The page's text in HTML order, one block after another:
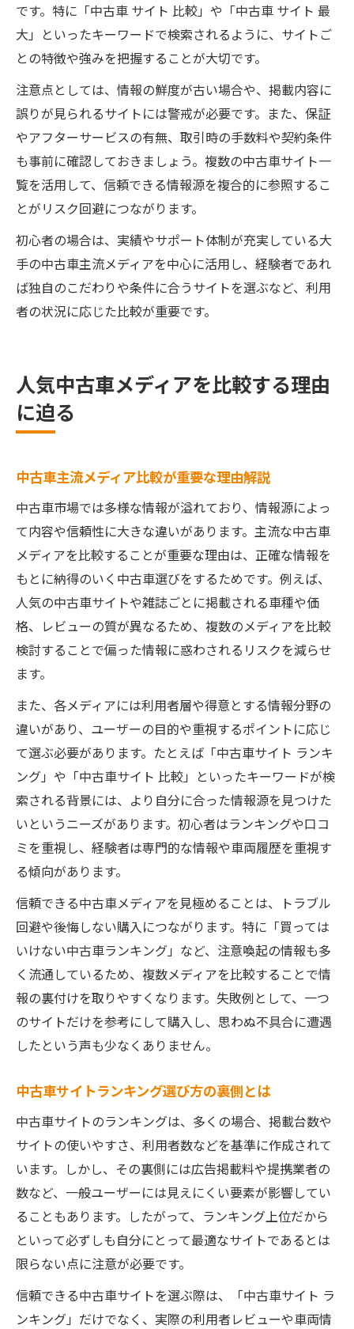
です。特に「中古車 サイト 比較」や「中古車 サイト 最
大」といったキーワードで検索されるように、サイトご
との特徴や強みを把握することが大切です。
注意点としては、情報の鮮度が古い場合や、掲載内容に
誤りが見られるサイトには警戒が必要です。また、保証
やアフターサービスの有無、取引時の手数料や契約条件
も事前に確認しておきましょう。複数の中古車サイト一
覧を活用して、信頼できる情報源を複合的に参照するこ
とがリスク回避につながります。
初心者の場合は、実績やサポート体制が充実している大
手の中古車主流メディアを中心に活用し、経験者であれ
ば独自のこだわりや条件に合うサイトを選ぶなど、利用
者の状況に応じた比較が重要です。
人気中古車メディアを比較する理由
に迫る
中古車主流メディア比較が重要な理由解説
中古車市場では多様な情報が溢れており、情報源によっ
て内容や信頼性に大きな違いがあります。主流な中古車
メディアを比較することが重要な理由は、正確な情報を
もとに納得のいく中古車選びをするためです。例えば、
人気の中古車サイトや雑誌ごとに掲載される車種や価
格、レビューの質が異なるため、複数のメディアを比較
検討することで偏った情報に惑わされるリスクを減らせ
ます。
また、各メディアには利用者層や得意とする情報分野の
違いがあり、ユーザーの目的や重視するポイントに応じ
て選ぶ必要があります。たとえば「中古車サイト ランキ
ング」や「中古車サイト 比較」といったキーワードが検
索される背景には、より自分に合った情報源を見つけた
いというニーズがあります。初心者はランキングや口コ
ミを重視し、経験者は専門的な情報や車両履歴を重視す
る傾向があります。
信頼できる中古車メディアを見極めることは、トラブル
回避や後悔しない購入につながります。特に「買っては
いけない中古車ランキング」など、注意喚起の情報も多
く流通しているため、複数メディアを比較することで情
報の裏付けを取りやすくなります。失敗例として、一つ
のサイトだけを参考にして購入し、思わぬ不具合に遭遇
したという声も少なくありません。
中古車サイトランキング選び方の裏側とは
中古車サイトのランキングは、多くの場合、掲載台数や
サイトの使いやすさ、利用者数などを基準に作成されて
います。しかし、その裏側には広告掲載料や提携業者の
数など、一般ユーザーには見えにくい要素が影響してい
ることもあります。したがって、ランキング上位だから
といって必ずしも自分にとって最適なサイトであるとは
限らない点に注意が必要です。
信頼できる中古車サイトを選ぶ際は、「中古車サイト ラ
ンキング」だけでなく、実際の利用者レビューや車両情